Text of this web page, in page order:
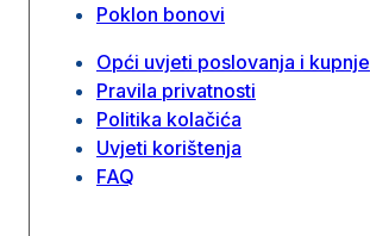
Poklon bonovi
Opći uvjeti poslovanja i kupnje
Pravila privatnosti
Politika kolačića
Uvjeti korištenja
FAQ